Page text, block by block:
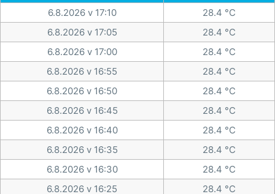
6.8.2026 v 17:10
28.4 °C
6.8.2026 v 17:05
28.4 °C
6.8.2026 v 17:00
28.4 °C
6.8.2026 v 16:55
28.4 °C
6.8.2026 v 16:50
28.4 °C
6.8.2026 v 16:45
28.4 °C
6.8.2026 v 16:40
28.4 °C
6.8.2026 v 16:35
28.4 °C
6.8.2026 v 16:30
28.4 °C
6.8.2026 v 16:25
28.4 °C